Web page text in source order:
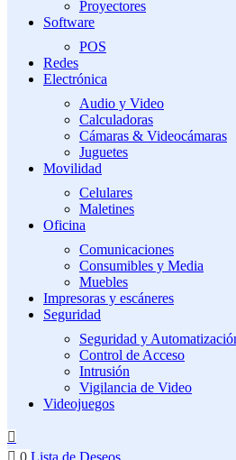
Proyectores
Software
POS
Redes
Electrónica
Audio y Video
Calculadoras
Cámaras & Videocámaras
Juguetes
Movilidad
Celulares
Maletines
Oficina
Comunicaciones
Consumibles y Media
Muebles
Impresoras y escáneres
Seguridad
Seguridad y
Control de Acceso
Intrusión
Vigilancia de Video
Videojuegos